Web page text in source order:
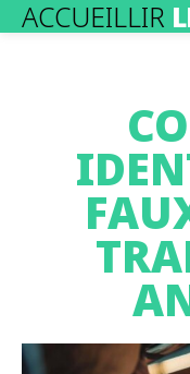
ACCUEILLIR